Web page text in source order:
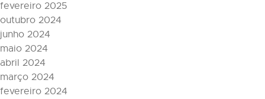
fevereiro 2025
outubro 2024
junho 2024
maio 2024
abril 2024
março 2024
fevereiro 2024